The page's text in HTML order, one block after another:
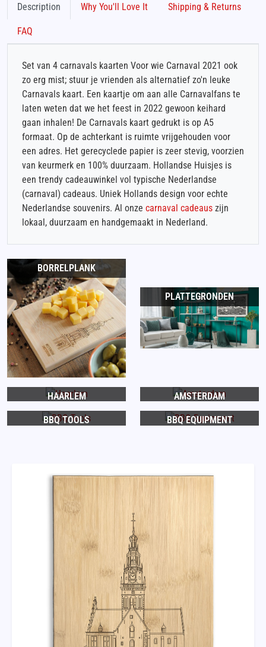
Description Why You'll Love It Shipping & Returns
FAQ
Set van 4 carnavals kaarten Voor wie Carnaval 2021 ook
zo erg mist; stuur je vrienden als alternatief zo'n leuke
Carnavals kaart. Een kaartje om aan alle Carnavalfans te
laten weten dat we het feest in 2022 gewoon keihard
gaan inhalen! De Carnavals kaart gedrukt is op A5
formaat. Op de achterkant is ruimte vrijgehouden voor
een adres. Het gerecyclede papier is zeer stevig, voorzien
van keurmerk en 100% duurzaam. Hollandse Huisjes is
een trendy cadeauwinkel vol typische Nederlandse
(carnaval) cadeaus. Uniek Hollands design voor echte
Nederlandse souvenirs. Al onze carnaval cadeaus zijn
lokaal, duurzaam en handgemaakt in Nederland.
BORRELPLANK
PLATTEGRONDEN
HAARLEM AMSTERDAM
BBQ TOOLS BBQ EQUIPMENT